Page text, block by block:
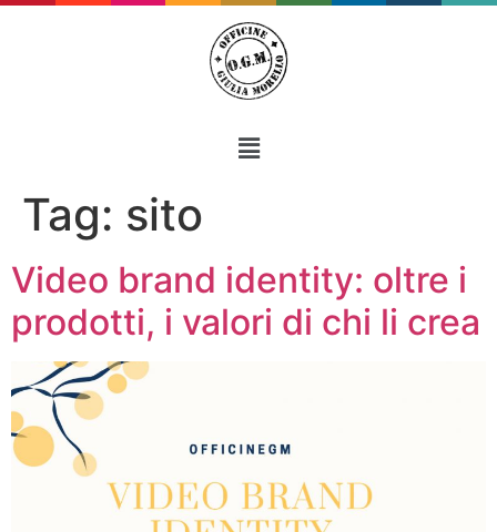
Tag: sito
Video brand identity: oltre i
prodotti, i valori di chi li crea